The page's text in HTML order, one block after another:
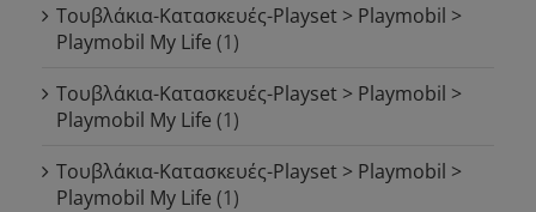
Τουβλάκια-Κατασκευές-Playset > Playmobil >
Playmobil My Life (1)
Τουβλάκια-Κατασκευές-Playset > Playmobil >
Playmobil My Life (1)
Τουβλάκια-Κατασκευές-Playset > Playmobil >
Playmobil My Life (1)